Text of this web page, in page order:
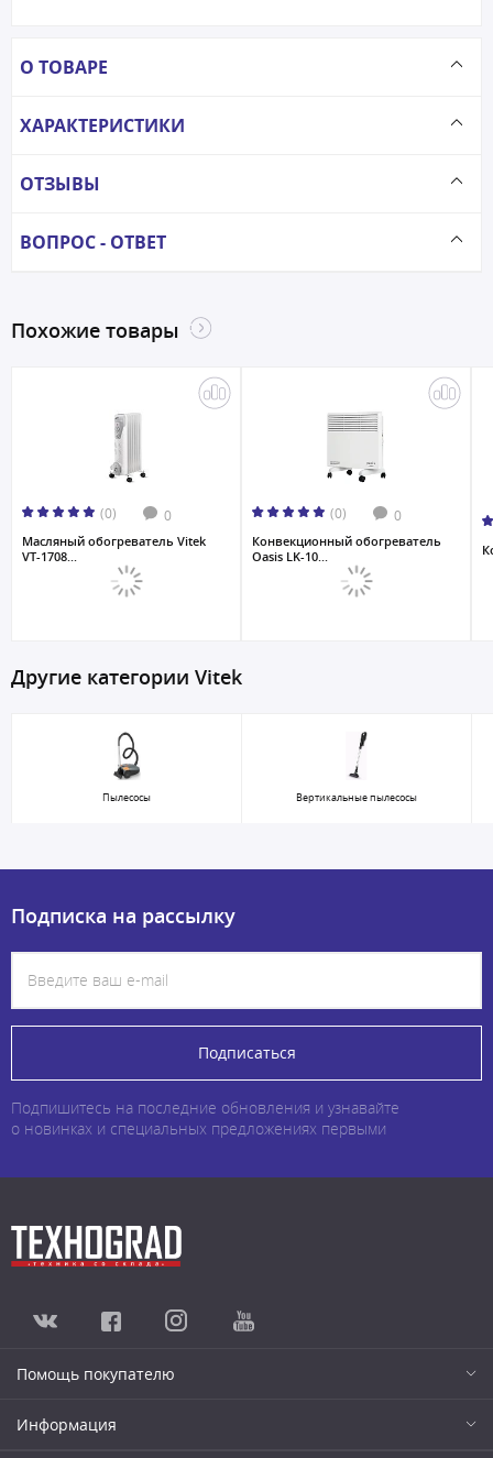
О ТОВАРЕ
ХАРАКТЕРИСТИКИ
ОТЗЫВЫ
ВОПРОС - ОТВЕТ
Похожие товары
(0) 0
Масляный обогреватель Vitek
VT-1708...
(0) 0
Конвекционный обогреватель
Oasis LK-10...
Другие категории Vitek
Пылесосы Вертикальные пылесосы
Подписка на рассылку
Подписаться
Подпишитесь на последние обновления и узнавайте
о новинках и специальных предложениях первыми
Помощь покупателю
Информация